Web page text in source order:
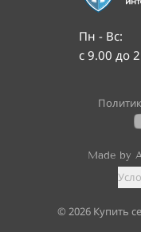
Пн - Вс:
с 9.00 до
© 2026Купить
Made by